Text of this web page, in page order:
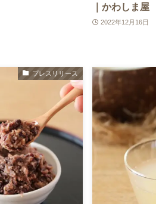
｜かわしま屋
2022年12月16日
プレスリリース